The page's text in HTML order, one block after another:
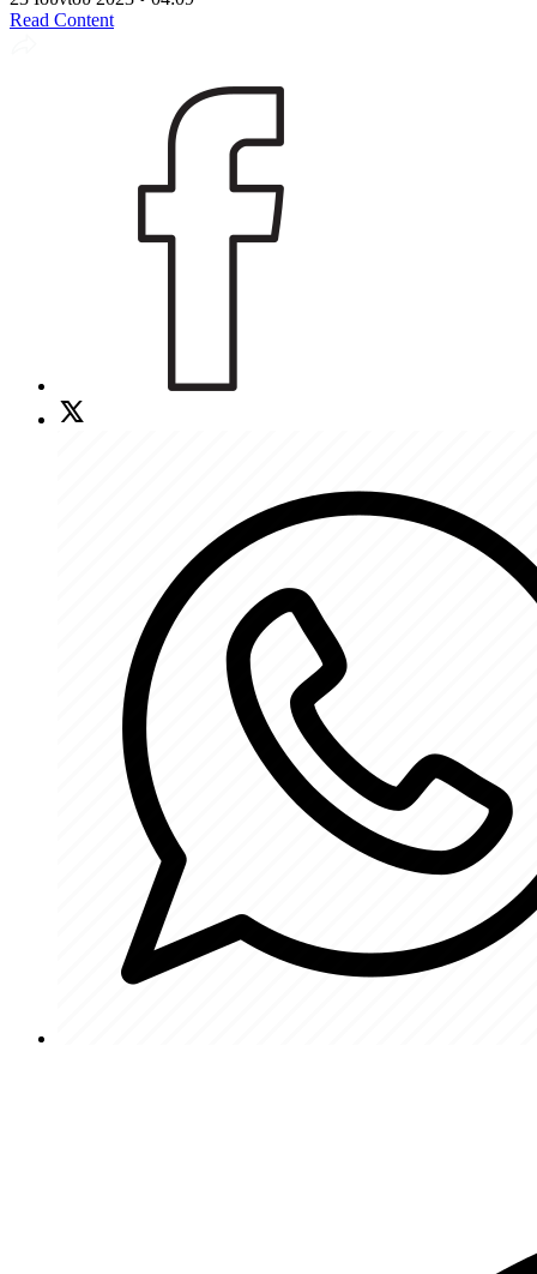
Read Content